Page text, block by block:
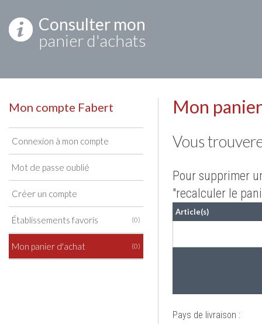
Consulter mon
panier d'achats
Mon compte Fabert
Connexion à mon compte
Mot de passe oublié
Créer un compte
(0)
Établissements favoris
(0)
Mon panier d'achat
Mon
Vous
Pour supprimer
"recalculer le
Article(s)
Pays de livraison :